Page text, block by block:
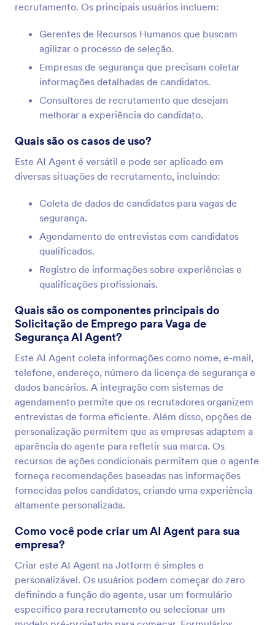
recrutamento. Os principais usuários incluem:
Gerentes de Recursos Humanos que buscam
agilizar o processo de seleção.
Empresas de segurança que precisam coletar
informações detalhadas de candidatos.
Consultores de recrutamento que desejam
melhorar a experiência do candidato.
Quais são os casos de uso?
Este AI Agent é versátil e pode ser aplicado em
diversas situações de recrutamento, incluindo:
Coleta de dados de candidatos para vagas de
segurança.
Agendamento de entrevistas com candidatos
qualificados.
Registro de informações sobre experiências e
qualificações profissionais.
Quais são os componentes principais do
Solicitação de Emprego para Vaga de
Segurança AI Agent?
Este AI Agent coleta informações como nome, e-mail,
telefone, endereço, número da licença de segurança e
dados bancários. A integração com sistemas de
agendamento permite que os recrutadores organizem
entrevistas de forma eficiente. Além disso, opções de
personalização permitem que as empresas adaptem a
aparência do agente para refletir sua marca. Os
recursos de ações condicionais permitem que o agente
forneça recomendações baseadas nas informações
fornecidas pelos candidatos, criando uma experiência
altamente personalizada.
Como você pode criar um AI Agent para sua
empresa?
Criar este AI Agent na Jotform é simples e
personalizável. Os usuários podem começar do zero
definindo a função do agente, usar um formulário
específico para recrutamento ou selecionar um